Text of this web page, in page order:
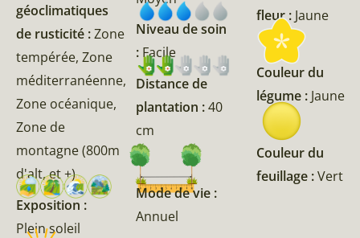
géoclimatiques
de rusticité :Zone
tempérée, Zone
méditerranéenne,
Zone océanique,
Zone de
montagne (800m
d'alt, et +)
Exposition :
Plein soleil
Niveau de soin
: Facile
Distance de
plantation :40
cm
Mode de vie :
Annuel
fleur : Jaune
Couleur du
légume : Jaune
Couleur du
feuillage :Vert